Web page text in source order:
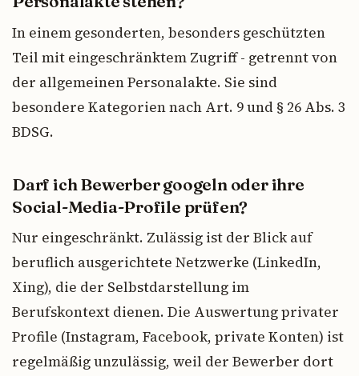
In einem gesonderten, besonders geschützten
Teil mit eingeschränktem Zugriff - getrennt von
der allgemeinen Personalakte. Sie sind
besondere Kategorien nach Art. 9 und § 26 Abs. 3
BDSG.
Darf ich Bewerber googeln oder ihre
Social-Media-Profile prüfen?
Nur eingeschränkt. Zulässig ist der Blick auf
beruflich ausgerichtete Netzwerke (LinkedIn,
Xing), die der Selbstdarstellung im
Berufskontext dienen. Die Auswertung privater
Profile (Instagram, Facebook, private Konten) ist
regelmäßig unzulässig, weil der Bewerber dort